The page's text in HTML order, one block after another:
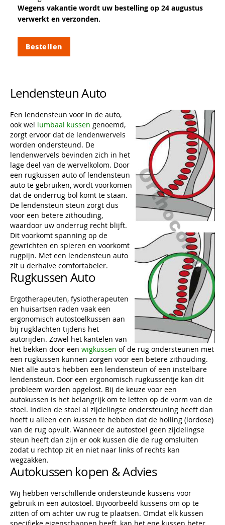
Wegens vakantie wordt uw bestelling op 24 augustus
verwerkt en verzonden.
Bestellen
Lendensteun Auto
Een lendensteun voor in de auto,
ook wel lumbaal kussen genoemd,
zorgt ervoor dat de lendenwervels
worden ondersteund. De
lendenwervels bevinden zich in het
lage deel van de wervelkolom. Door
een rugkussen auto of lendensteun
auto te gebruiken, wordt voorkomen
dat de onderrug bol komt te staan.
De lendensteun steun zorgt dus
voor een betere zithouding,
waardoor uw onderrug recht blijft.
Dit voorkomt spanning op de
gewrichten en spieren en voorkomt
rugpijn. Met een lendensteun auto
zit u derhalve comfortabeler.
Rugkussen Auto
Ergotherapeuten, fysiotherapeuten
en huisartsen raden vaak een
ergonomisch autostoelkussen aan
bij rugklachten tijdens het
autorijden. Zowel het kantelen van
het bekken door een wigkussen of de rug ondersteunen met
een rugkussen kunnen zorgen voor een betere zithouding.
Niet alle auto's hebben een lendensteun of een instelbare
lendensteun. Door een ergonomisch rugkussentje kan dit
probleem worden opgelost. Bij de keuze voor een
autokussen is het belangrijk om te letten op de vorm van de
stoel. Indien de stoel al zijdelingse ondersteuning heeft dan
hoeft u alleen een kussen te hebben dat de holling (lordose)
van de rug opvult. Wanneer de autostoel geen zijdelingse
steun heeft dan zijn er ook kussen die de rug omsluiten
zodat u rechtop zit en niet naar links of rechts kan
wegzakken.
Autokussen kopen & Advies
Wij hebben verschillende ondersteunde kussens voor
gebruik in een autostoel. Bijvoorbeeld kussens om op te
zitten of om achter uw rug te plaatsen. Omdat elk kussen